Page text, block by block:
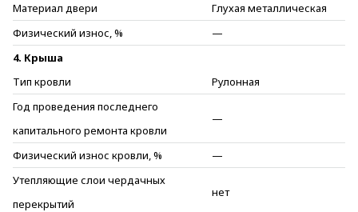
Материал двери
Глухая металлическая
Физический износ, %
—
4. Крыша
Тип кровли
Рулонная
Год проведения последнего
капитального ремонта кровли
—
Физический износ кровли, %
—
Утепляющие слои чердачных
перекрытий
нет